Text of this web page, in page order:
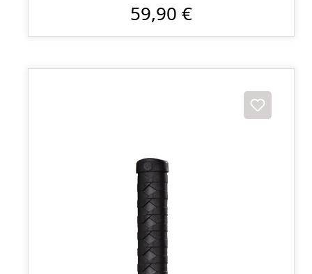
59,90 €